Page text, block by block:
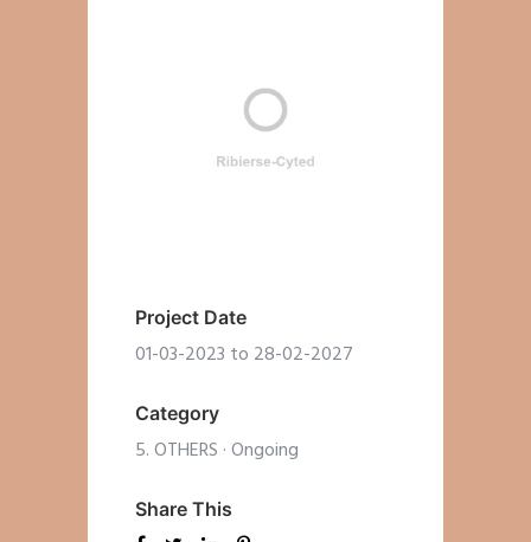
Project Date
01-03-2023 to 28-02-2027
Category
5. OTHERS ·Ongoing
Share This